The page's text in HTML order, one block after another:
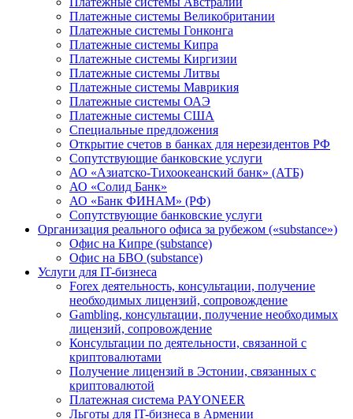
Платежные системы Великобритании
Платежные системы Гонконга
Платежные системы Кипра
Платежные системы Киргизии
Платежные системы Литвы
Платежные системы Маврикия
Платежные системы ОАЭ
Платежные системы США
Специальные предложения
Открытие счетов в банках для нерезидентов РФ
Сопутствующие банковские услуги
АО «Азиатско-Тихоокеанский банк» (АТБ)
АО «Солид Банк»
АО «Банк ФИНАМ» (РФ)
Сопутствующие банковские услуги
Организация реального офиса за рубежом («substance»)
Офис на Кипре (substance)
Офис на БВО (substance)
Услуги для IT-бизнеса
Forex деятельность, консультации, получение
необходимых лицензий, сопровождение
Gambling, консультации, получение необходимых
лицензий, сопровождение
Консультации по деятельности, связанной с
криптовалютами
Получение лицензий в Эстонии, связанных с
криптовалютой
Платежная система PAYONEER
Льготы для IT-бизнеса в Армении